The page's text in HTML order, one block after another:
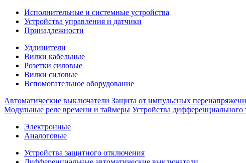
Исполнительные и системные устройства
Устройства управления и датчики
Принадлежности
Удлинители
Вилки кабельные
Розетки силовые
Вилки силовые
Вспомогательное оборудование
Автоматические выключатели Защита от импульсных
Модульные реле времени и таймеры Устройства дифференциального
Электронные
Аналоговые
Устройства защитного отключения